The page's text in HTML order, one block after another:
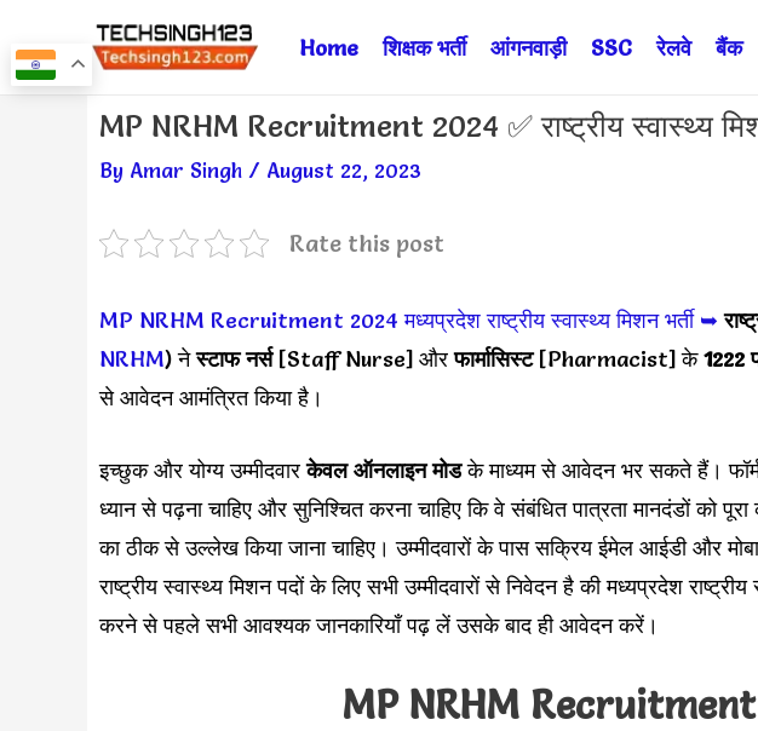
to
Home शिक्षक भर्ती आंगनवाड़ी SSC रेलवे बैंक
MP NRHM Recruitment 2024 ✅ राष्ट्रीय स्वास्थ्य
By Amar Singh / August 22, 2023
Rate this post
MP NRHM Recruitment 2024 मध्यप्रदेश राष्ट्रीय स्वास्थ्य मिशन भर्ती ➥
NRHM) नेस्टाफ नर्स[Staff Nurse] औरफार्मासिस्ट[Pharmacist] के1222
से आवेदन आमंत्रित किया है।
इच्छुक और योग्य उम्मीदवारकेवल ऑनलाइन मोडके माध्यम से आवेदन भर सकते हैं।
ध्यान से पढ़ना चाहिए और सुनिश्चित करना चाहिए कि वे संबंधित पात्रता मानदंडों को
का ठीक से उल्लेख किया जाना चाहिए। उम्मीदवारों के पास सक्रिय ईमेल आईडी और
राष्ट्रीय स्वास्थ्य मिशन पदों के लिए सभी उम्मीदवारों से निवेदन है की मध्यप्रदेश
करने से पहले सभी आवश्यक जानकारियाँ पढ़ लें उसके बाद ही आवेदन करें।
MP NRHM
Post